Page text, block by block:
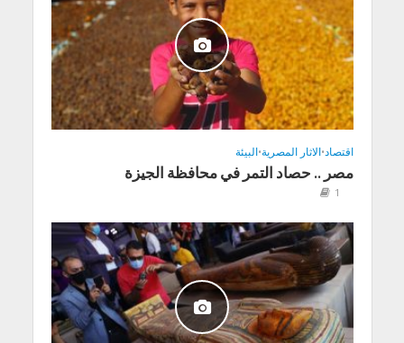
اقتصاد •الاثار المصرية•البيئة
مصر .. حصاد التمر في محافظة الجيزة
1